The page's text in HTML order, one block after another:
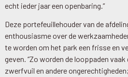
echt ieder jaar een openbaring.”
Deze portefeuillehouder van de
enthousiasme over de
te worden om het park een frisse en
geven. “Zo worden de looppaden
zwerfvuil en andere